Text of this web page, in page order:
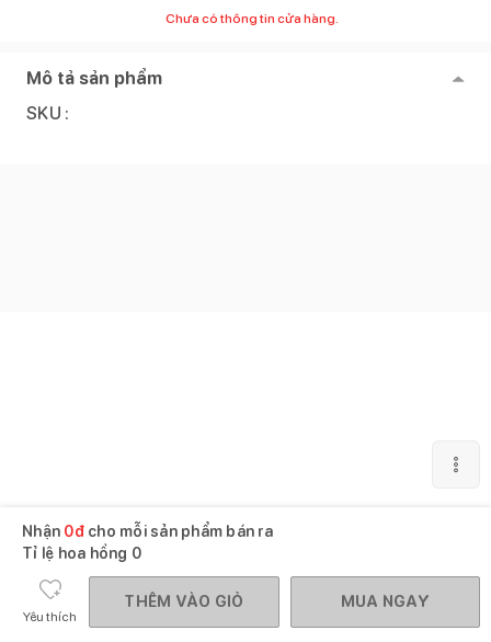
Chưa có thông tin cửa hàng.
Mô tả sản phẩm
SKU :
Nhận 0đcho mỗi sản phẩm bán ra
Tỉ lệ hoa hồng 0
Yêu thích
THÊM VÀO GIỎ MUA NGAY